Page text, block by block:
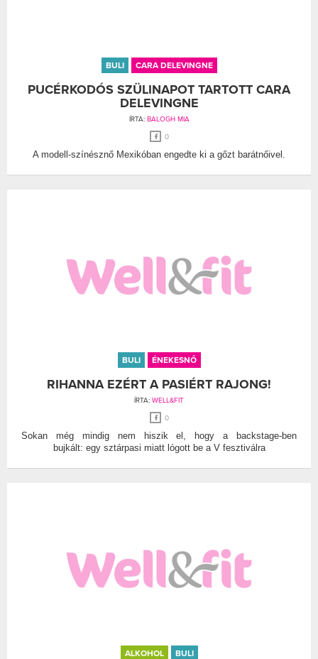
BULI CARA DELEVINGNE
PUCÉRKODÓS SZÜLINAPOT TARTOTT CARA
DELEVINGNE
ÍRTA: BALOGH MIA
0
A modell-színésznő Mexikóban engedte ki a gőzt barátnőivel.
BULI ÉNEKESNŐ
RIHANNA EZÉRT A PASIÉRT RAJONG!
ÍRTA: WELL&FIT
0
Sokan még mindig nem hiszik el, hogy a backstage-ben
bujkált: egy sztárpasi miatt lógott be a V fesztiválra
ALKOHOL BULI